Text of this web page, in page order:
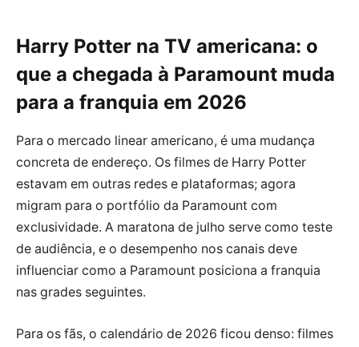
Harry Potter na TV americana: o
que a chegada à Paramount muda
para a franquia em 2026
Para o mercado linear americano, é uma mudança
concreta de endereço. Os filmes de Harry Potter
estavam em outras redes e plataformas; agora
migram para o portfólio da Paramount com
exclusividade. A maratona de julho serve como teste
de audiência, e o desempenho nos canais deve
influenciar como a Paramount posiciona a franquia
nas grades seguintes.
Para os fãs, o calendário de 2026 ficou denso: filmes